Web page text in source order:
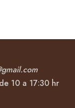
10 a 17:30 hr